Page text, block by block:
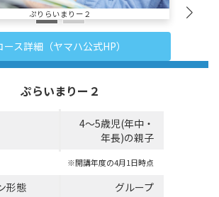
ぷりらいまりー２
ース詳細（ヤマハ公式HP）
ぷらいまりー２
4～5歳児(年中・
年長)の親子
※開講年度の4月1日時点
形態 グループ